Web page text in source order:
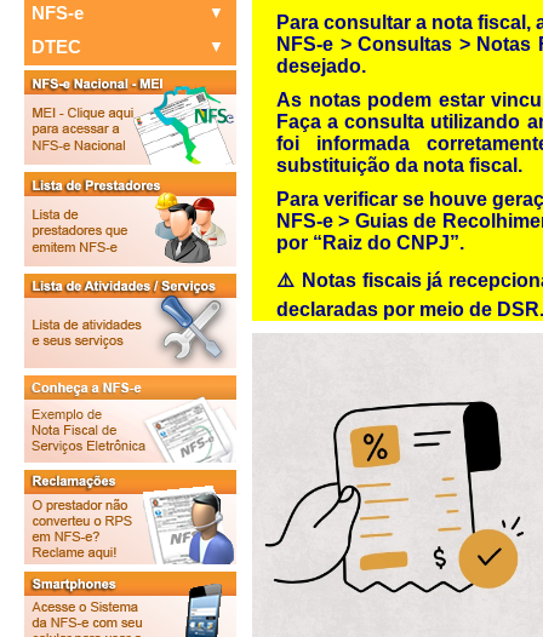
NFS-e
Consulte seus Créditos
Sorteio
Verifique a Autenticidade
Consulta de RPS
DTEC
Informações
Para consultar a nota fiscal,
NFS-e > Consultas >
desejado.
As notas podem estar
Faça a consulta utilizando
foi informada
substituição da nota fiscal.
Para verificar se houve
NFS-e > Guias de
por “Raiz do CNPJ”.
⚠️ Notas fiscais já
declaradas por meio de DSR.